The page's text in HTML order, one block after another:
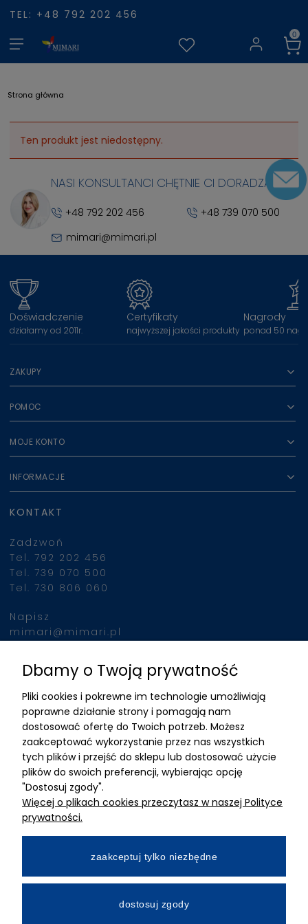
TEL: +48 792 202 456
Strona główna
Ten produkt jest niedostępny.
NASI KONSULTANCI CHĘTNIE CI DORADZĄ
+48 792 202 456
+48 739 070 500
mimari@mimari.pl
Doświadczenie
działamy od 2011r.
Certyfikaty
najwyższej jakości produkty
Nagrody
ponad 50
ZAKUPY
POMOC
MOJE KONTO
INFORMACJE
KONTAKT
Zadzwoń
Tel. 792 202 456
Tel. 739 070 500
Tel. 730 806 060
Napisz
mimari@mimari.pl
Znajdziesz nas
ADRES
MIMARI sp z o.o.
ul. Kurkowa 12
50-210 Wrocław
Dane rejestracyjne
NIP:8982325327
Wpłacony w całości
Numer konta bankowego
Dbamy o Twoją prywatność
Pliki cookies i pokrewne im technologie umożliwiają
poprawne działanie strony i pomagają nam
dostosować ofertę do Twoich potrzeb. Możesz
zaakceptować wykorzystanie przez nas wszystkich
tych plików i przejść do sklepu lub dostosować użycie
plików do swoich preferencji, wybierając opcję
"Dostosuj zgody".
Więcej o plikach cookies przeczytasz w naszej Polityce
prywatności.
zaakceptuj tylko niezbędne
dostosuj zgody